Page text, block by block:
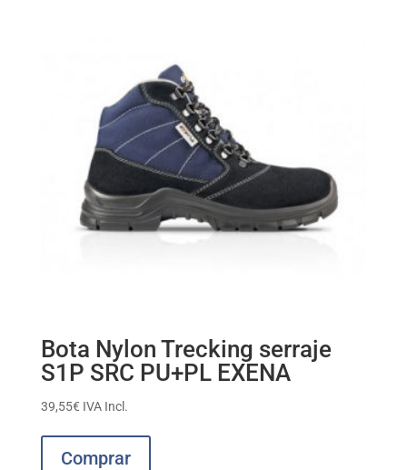
Bota Nylon Trecking serraje
S1P SRC PU+PL EXENA
39,55€ IVA Incl.
Comprar